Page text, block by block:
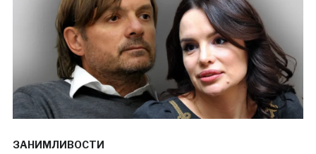
ЗАНИМЛИВОСТИ